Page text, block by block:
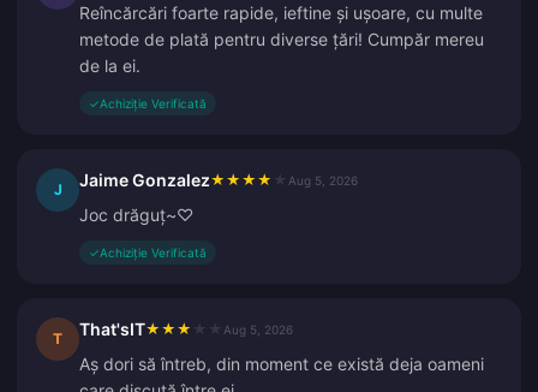
Reîncărcări foarte rapide, ieftine și ușoare, cu multe
metode de plată pentru diverse țări! Cumpăr mereu
de la ei.
✓Achiziție Verificată
J Jaime Gonzalez★ ★ ★ ★ Aug 5, 2026
Joc drăguț~♡
✓Achiziție Verificată
T That'sIT★ ★ ★ Aug 5, 2026
Aș dori să întreb, din moment ce există deja oameni